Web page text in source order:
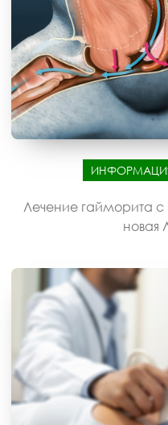
Лечение гайморита
новая